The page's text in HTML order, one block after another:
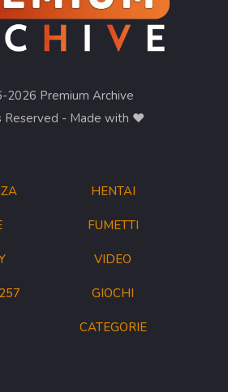
Premium Archive
Reserved - Made with ❤︎
HENTAI
FUMETTI
VIDEO
GIOCHI
CATEGORIE